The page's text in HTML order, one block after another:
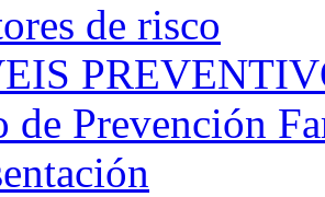
de risco
de Prevención